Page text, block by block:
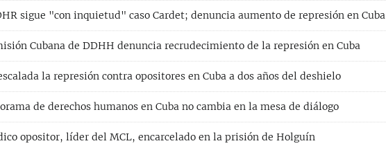
sigue "con inquietud" caso Cardet; denuncia aumento de represión en Cuba
Cubana de DDHH denuncia recrudecimiento de la represión en Cuba
la represión contra opositores en Cuba a dos años del deshielo
de derechos humanos en Cuba no cambia en la mesa de diálogo
opositor, líder del MCL, encarcelado en la prisión de Holguín